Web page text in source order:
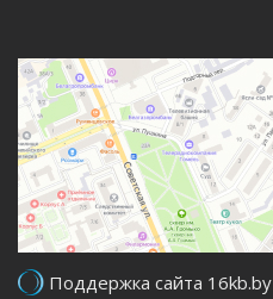
Поддержка сайта 16kb.by